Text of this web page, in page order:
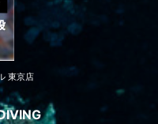
東京店